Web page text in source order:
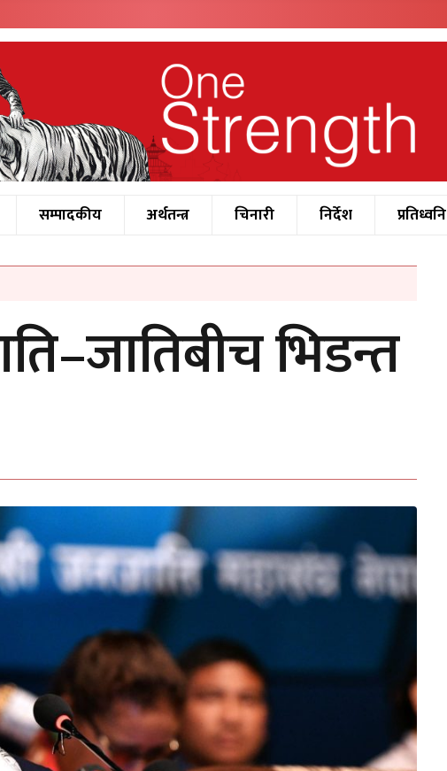
सम्पादकीय अर्थतन्त्र चिनारी निर्देश प्रतिध्वनि
भिडन्त